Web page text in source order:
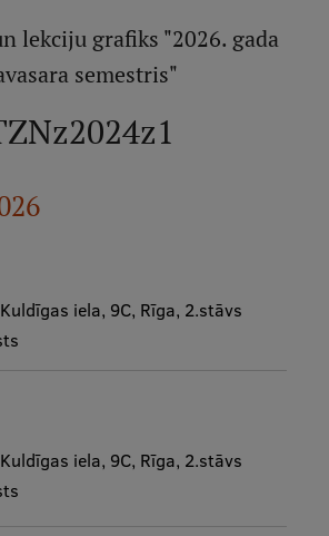
programmas
lekciju grafiks "2026. gada
semestris"
iela, 9C, Rīga, 2.stāvs
iela, 9C, Rīga, 2.stāvs